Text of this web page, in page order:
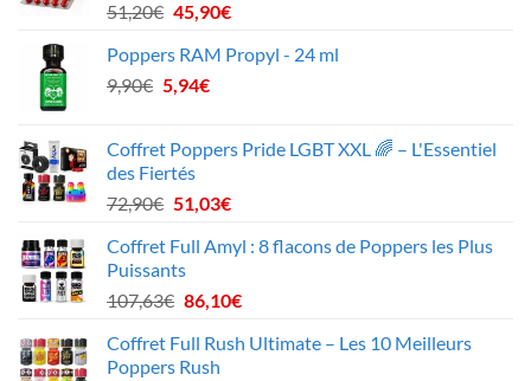
51,20€ Le
initial
était :
45,90€Le
actuel
Poppers RAM Propyl - 24 ml
9,90€ Le
était :
9,90€.
5,94€Le
est :
Coffret Poppers Pride LGBT XXL 🌈 – L'Essentiel
des Fiertés
72,90€ Le
initial
était :
72,90€.
51,03€Le
actuel
51,03€.
Coffret Full Amyl : 8 flacons de Poppers les Plus
Puissants
107,63€ Le
initial
était :
86,10€Le
actuel
Coffret Full Rush Ultimate – Les 10 Meilleurs
Poppers Rush